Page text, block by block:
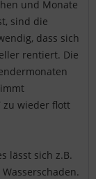
und Monate
sind die
dass sich
rentiert. Die
zu wieder flott
lässt sich z.B.